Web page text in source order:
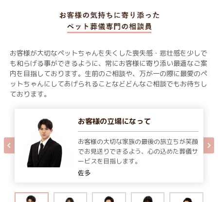
お客様が大切なペットちゃんを失くした喪失感・悲壮感を少しで
も和らげる事ができるように、常にお客様に寄り添い最適なご案
内を目指しております。生前のご相談や、万が一の際に最愛のペ
ットちゃんにしてあげられることなどどんなご相談でもお待ちし
ております。
お客様の立場になって
お客様の大切な家族の最後の旅立ちが笑顔
でお見送りできるよう、心の込めた葬儀サ
ービスを目指します。
佐多